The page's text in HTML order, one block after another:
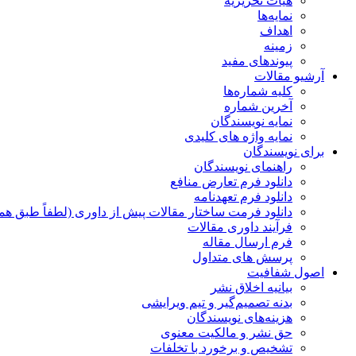
نمایه‌ها
اهداف
زمینه
پیوندهای مفید
آرشیو مقالات
کلیه شماره‌ها
آخرین شماره
نمایه نویسندگان
نمایه واژه های کلیدی
برای نویسندگان
راهنمای نویسندگان
دانلود فرم تعارض منافع
دانلود فرم تعهدنامه
دانلود فرمت ساختار مقالات پیش از داوری (لطفاً طبق
فرآیند داوری مقالات
فرم ارسال مقاله
پرسش های متداول
اصول شفافیت
بیانیه اخلاق نشر
بدنه تصمیم‌گیر و تیم ویرایشی
هزینه‌های نویسندگان
حق نشر و مالکیت معنوی
تشخیص و برخورد با تخلفات